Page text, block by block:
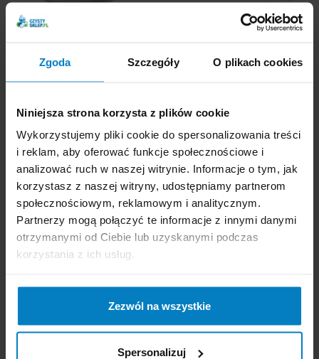
Zgoda Szczegóły O plikach cookies
Niniejsza strona korzysta z plików cookie
Wykorzystujemy pliki cookie do spersonalizowania treści
i reklam, aby oferować funkcje społecznościowe i
analizować ruch w naszej witrynie. Informacje o tym, jak
korzystasz z naszej witryny, udostępniamy partnerom
społecznościowym, reklamowym i analitycznym.
Partnerzy mogą połączyć te informacje z innymi danymi
otrzymanymi od Ciebie lub uzyskanymi podczas
korzystania z ich usług.
Zezwól na wszystkie
Spersonalizuj
147,60 PLN
- + KUPUJĘ
Dostępne: 7 szt.
PLN
0,16 zł/m
- +
Merida Top pakiet 2x
papier toaletowy w
listkach PTB403 +
BTS401
Wysyłka gratis